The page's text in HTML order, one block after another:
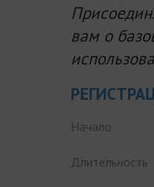
вам о
Начало
Длительность